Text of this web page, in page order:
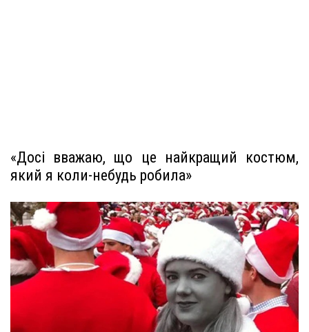
«Досі вважаю, що це найкращий костюм,
який я коли-небудь робила»